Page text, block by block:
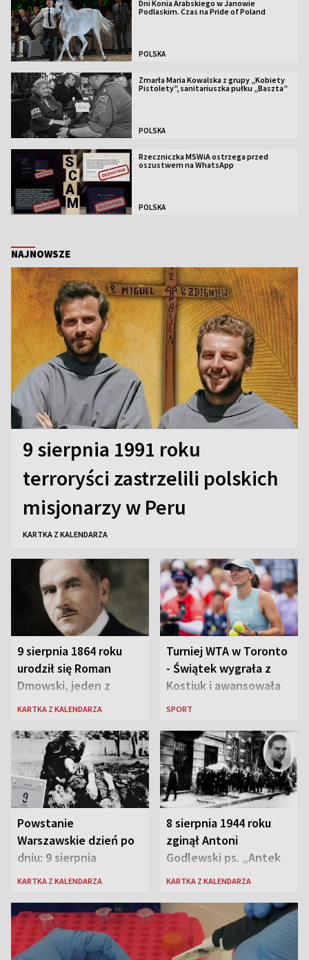
Dni Konia Arabskiego w Janowie
Podlaskim. Czas na Pride of Poland
POLSKA
Zmarła Maria Kowalska z grupy „Kobiety
Pistolety”, sanitariuszka pułku „Baszta”
POLSKA
Rzeczniczka MSWiA ostrzega przed
oszustwem na WhatsApp
POLSKA
NAJNOWSZE
9 sierpnia 1991 roku
terroryści zastrzelili polskich
misjonarzy w Peru
KARTKA Z KALENDARZA
9 sierpnia 1864 roku
urodził się Roman
Dmowski, jeden z
„ojców” niepodległej
KARTKA Z KALENDARZA
Turniej WTA w Toronto
- Świątek wygrała z
Kostiuk i awansowała
do ćwierćfinału
SPORT
Powstanie
Warszawskie dzień po
dniu: 9 sierpnia
KARTKA Z KALENDARZA
8 sierpnia 1944 roku
zginął Antoni
Godlewski ps. „Antek
Rozpylacz”
KARTKA Z KALENDARZA